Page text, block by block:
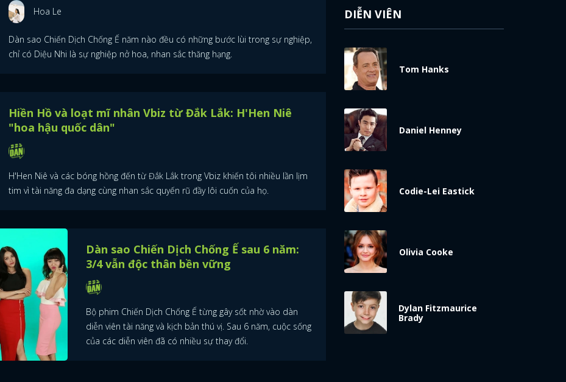
ĐĂNG NHẬP
FACEBOOK GOOGLE
Hoa Le
Dàn sao Chiến Dịch Chống Ế năm nào đều có những bước lùi trong sự nghiệp,
chỉ có Diệu Nhi là sự nghiệp nở hoa, nhan sắc thăng hạng.
Hiền Hồ và loạt mĩ nhân Vbiz từ Đắk Lắk: H'Hen Niê
"hoa hậu quốc dân"
H'Hen Niê và các bóng hồng đến từ Đắk Lắk trong Vbiz khiến tôi nhiều lần lịm
tim vì tài năng đa dạng cùng nhan sắc quyến rũ đầy lôi cuốn của họ.
Dàn sao Chiến Dịch Chống Ế sau 6 năm:
3/4 vẫn độc thân bền vững
Bộ phim Chiến Dịch Chống Ế từng gây sốt nhờ vào dàn
diễn viên tài năng và kịch bản thú vị. Sau 6 năm, cuộc sống
của các diễn viên đã có nhiều sự thay đổi.
DIỄN VIÊN
Tom Hanks
Daniel Henney
Codie-Lei Eastick
Olivia Cooke
Dylan Fitzmaurice
Brady